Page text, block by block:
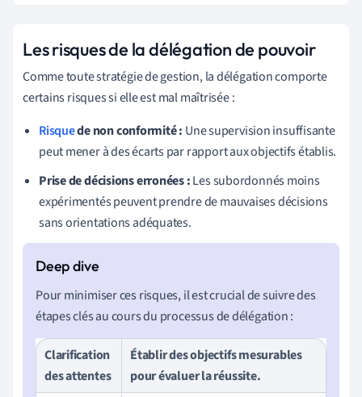
Les risques de la délégation de pouvoir
Comme toute stratégie de gestion, la délégation comporte
certains risques si elle est mal maîtrisée :
Risquede non conformité : Une supervision insuffisante
peut mener à des écarts par rapport aux objectifs établis.
Prise de décisions erronées :Les subordonnés moins
expérimentés peuvent prendre de mauvaises décisions
sans orientations adéquates.
Pour minimiser ces risques, il est crucial de suivre des
étapes clés au cours du processus de délégation :
Clarification
des attentes
Établir des objectifs mesurables
pour évaluer la réussite.